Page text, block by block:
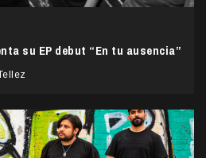
su EP debut “En tu ausencia”